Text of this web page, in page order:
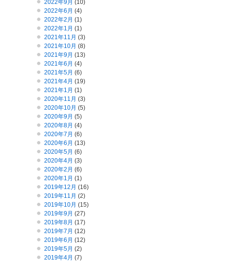
2022年9月 (10)
2022年6月 (4)
2022年2月 (1)
2022年1月 (1)
2021年11月 (3)
2021年10月 (8)
2021年9月 (13)
2021年6月 (4)
2021年5月 (6)
2021年4月 (19)
2021年1月 (1)
2020年11月 (3)
2020年10月 (5)
2020年9月 (5)
2020年8月 (4)
2020年7月 (6)
2020年6月 (13)
2020年5月 (6)
2020年4月 (3)
2020年2月 (6)
2020年1月 (1)
2019年12月 (16)
2019年11月 (2)
2019年10月 (15)
2019年9月 (27)
2019年8月 (17)
2019年7月 (12)
2019年6月 (12)
2019年5月 (2)
2019年4月 (7)